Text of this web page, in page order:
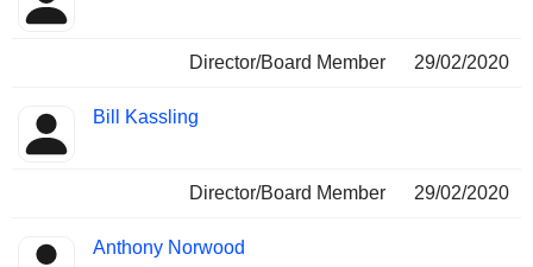
Director/Board Member 29/02/2020
Bill Kassling
Director/Board Member 29/02/2020
Anthony Norwood